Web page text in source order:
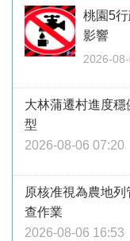
桃園5
影響
2026-
大林蒲遷村進度
型
2026-08-06 07:20
原核准視為農地
查作業
2026-08-06 16:53